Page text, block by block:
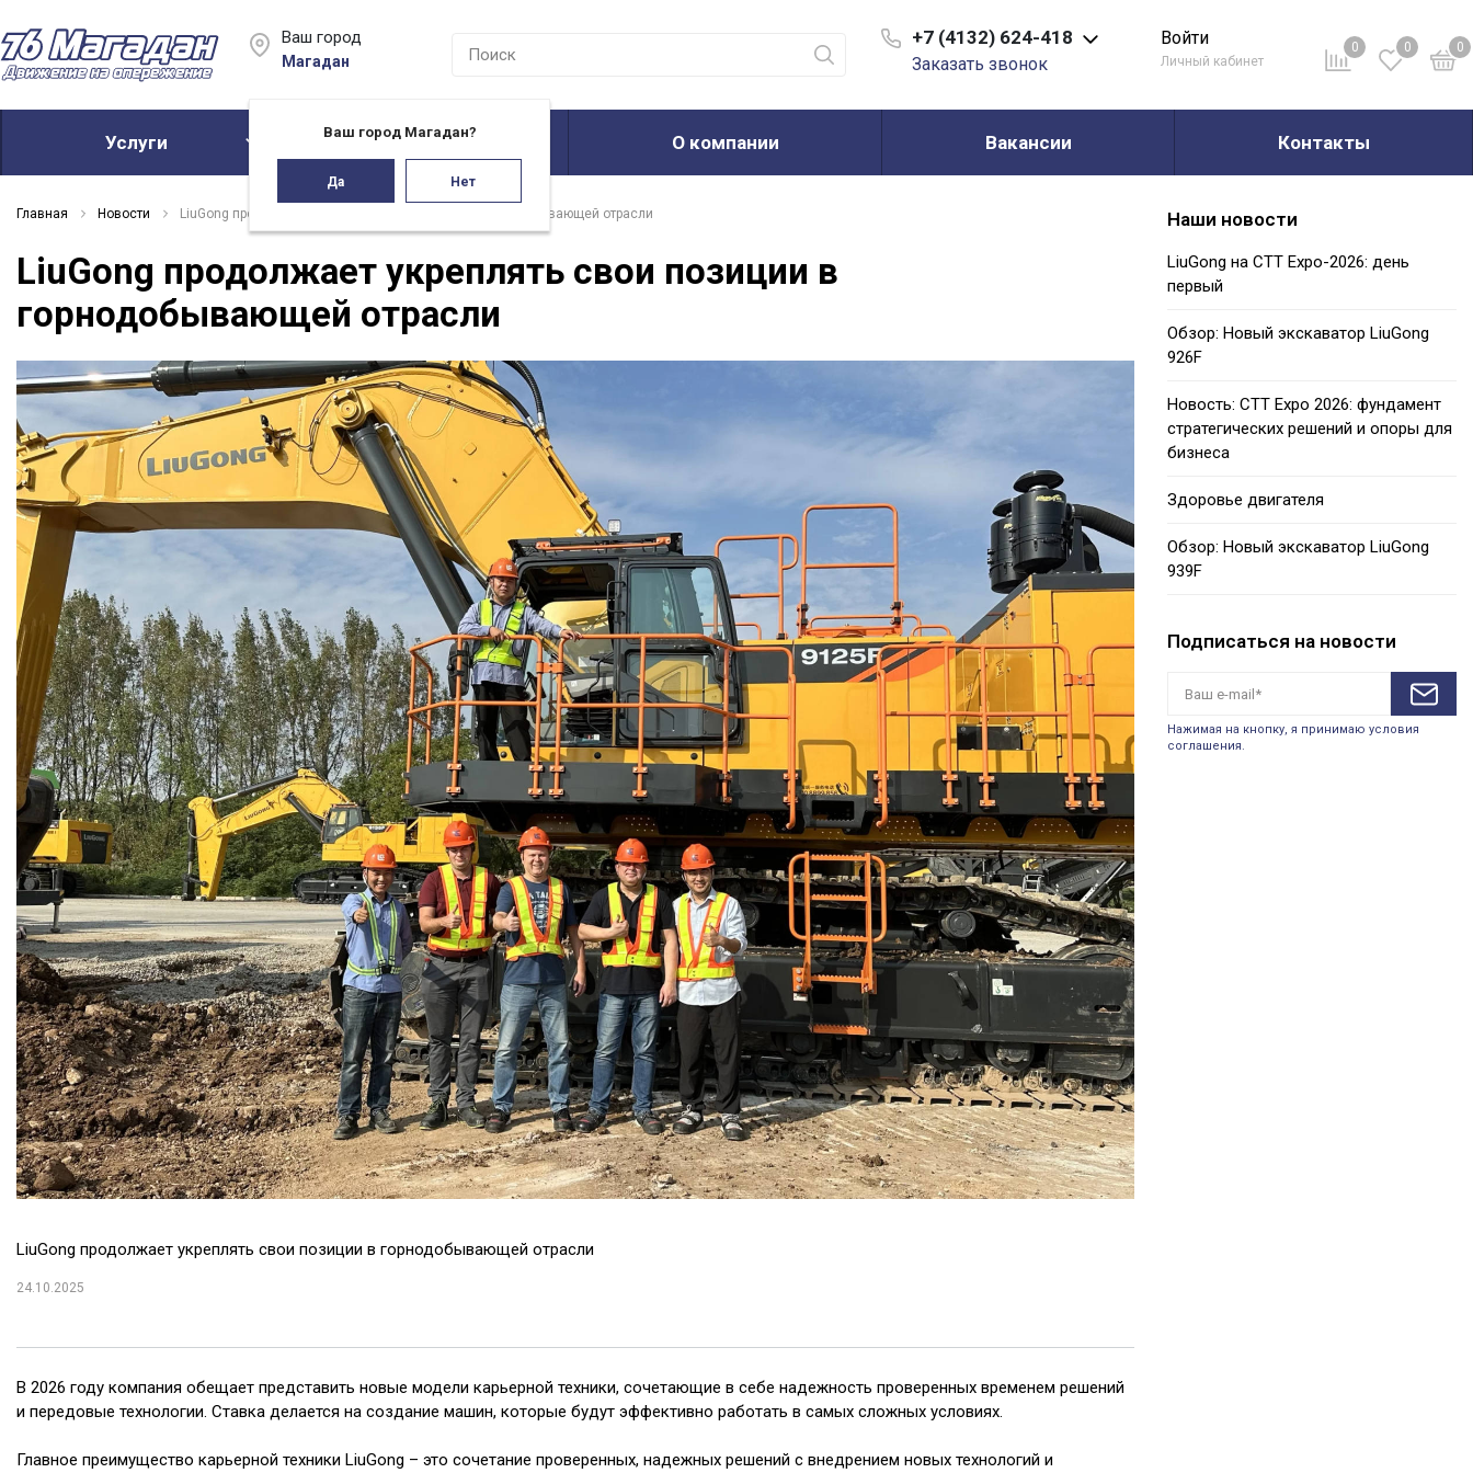
Ваш город
Магадан
Ваш город Магадан?
Да Нет
+7 (4132) 624-418
Заказать звонок
Войти
Личный кабинет
0 0 0
Услуги Акции О компании Вакансии Контакты
Наши новости
LiuGong на СТТ Expo-2026: день
первый
Обзор: Новый экскаватор LiuGong
926F
Новость: CTT Expo 2026: фундамент
стратегических решений и опоры для
бизнеса
Здоровье двигателя
Обзор: Новый экскаватор LiuGong
939F
Подписаться на новости
Нажимая на кнопку, я принимаю условия
соглашения.
Главная Новости LiuGong продолжает укреплять свои позиции в горнодобывающей отрасли
LiuGong продолжает укреплять свои позиции в
горнодобывающей отрасли
LiuGong продолжает укреплять свои позиции в горнодобывающей отрасли
24.10.2025
В 2026 году компания обещает представить новые модели карьерной техники, сочетающие в себе надежность проверенных временем решений
и передовые технологии. Ставка делается на создание машин, которые будут эффективно работать в самых сложных условиях.
Главное преимущество карьерной техники LiuGong – это сочетание проверенных, надежных решений с внедрением новых технологий и